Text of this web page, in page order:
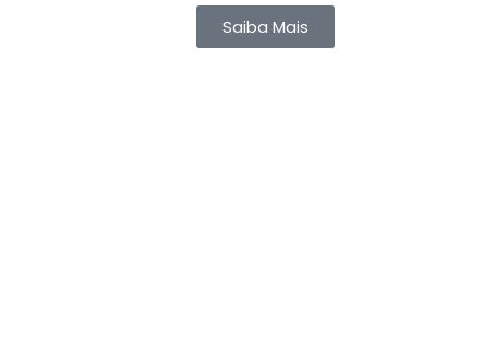
Saiba Mais